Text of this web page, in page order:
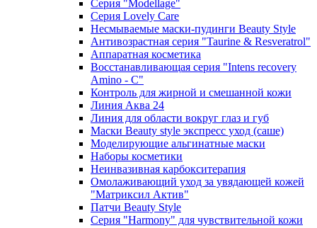
Серия "Modellage"
Cерия Lovely Care
Несмываемые маски-пудинги Beauty Style
Антивозрастная серия "Taurine & Resveratrol"
Аппаратная косметика
Восстанавливающая серия "Intens recovery
Amino - C"
Контроль для жирной и смешанной кожи
Линия Аква 24
Линия для области вокруг глаз и губ
Маски Beauty style экспресс уход (саше)
Моделирующие альгинатные маски
Наборы косметики
Неинвазивная карбокситерапия
Омолаживающий уход за увядающей кожей
"Матриксил Актив"
Патчи Beauty Style
Серия "Harmony" для чувствительной кожи